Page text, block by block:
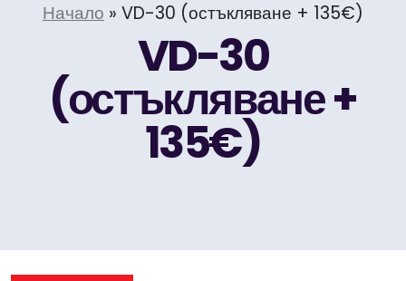
Начало » VD-30 (остъкляване + 135€)
VD-30
(остъкляване +
135€)